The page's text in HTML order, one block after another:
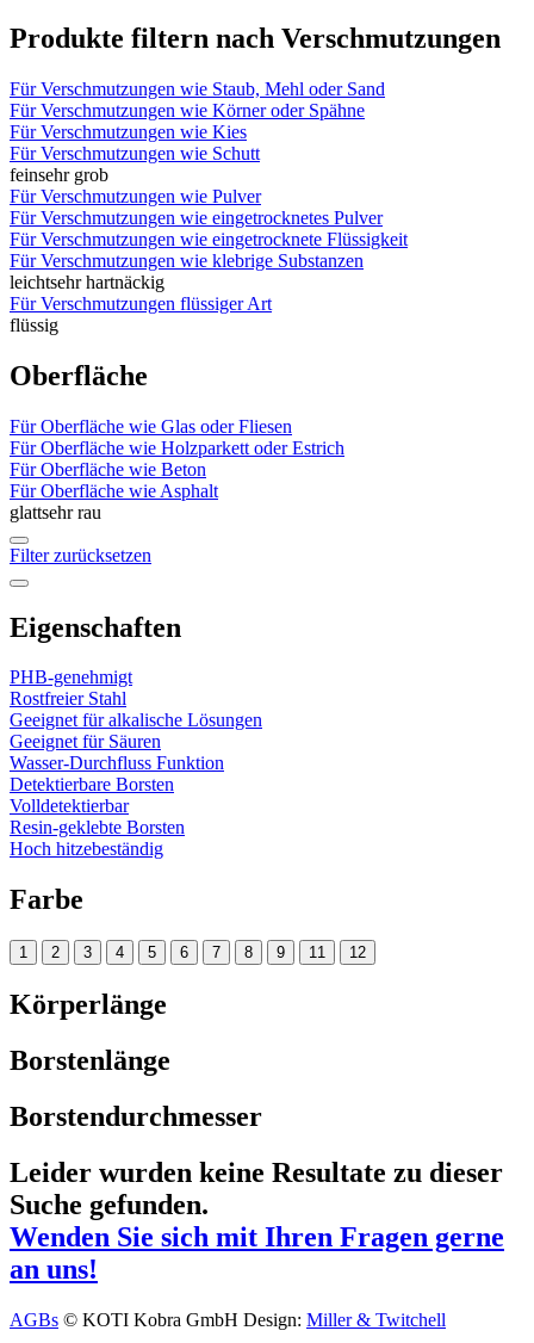
Produkte filtern nach Verschmutzungen
Für Verschmutzungen wie Staub, Mehl oder Sand
Für Verschmutzungen wie Körner oder Spähne
Für Verschmutzungen wie Kies
Für Verschmutzungen wie Schutt
feinsehr grob
Für Verschmutzungen wie Pulver
Für Verschmutzungen wie eingetrocknetes Pulver
Für Verschmutzungen wie eingetrocknete Flüssigkeit
Für Verschmutzungen wie klebrige Substanzen
leichtsehr hartnäckig
Für Verschmutzungen flüssiger Art
flüssig
Oberfläche
Für Oberfläche wie Glas oder Fliesen
Für Oberfläche wie Holzparkett oder Estrich
Für Oberfläche wie Beton
Für Oberfläche wie Asphalt
glattsehr rau
Filter zurücksetzen
Eigenschaften
PHB-genehmigt
Rostfreier Stahl
Geeignet für alkalische Lösungen
Geeignet für Säuren
Wasser-Durchfluss Funktion
Detektierbare Borsten
Volldetektierbar
Resin-geklebte Borsten
Hoch hitzebeständig
Farbe
1 2 3 4 5 6 7 8 9 11 12
Körperlänge
Borstenlänge
Borstendurchmesser
Leider wurden keine Resultate zu dieser
Suche gefunden.
Wenden Sie sich mit Ihren Fragen gerne
an uns!
AGBs © KOTI Kobra GmbH Design: Miller & Twitchell